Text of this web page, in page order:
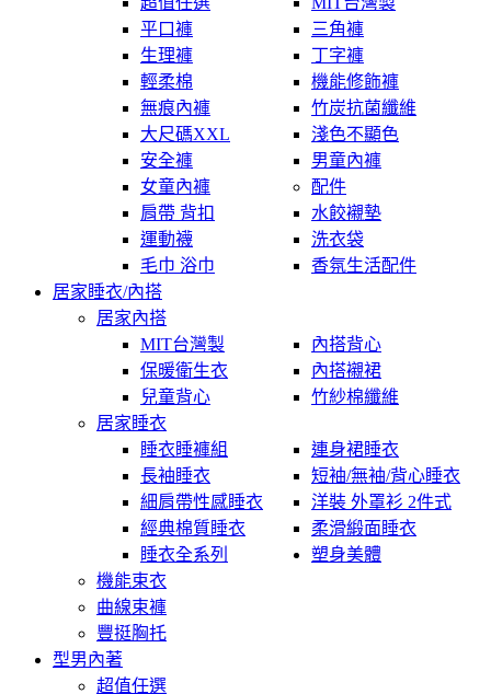
平口褲
三角褲
生理褲
丁字褲
輕柔棉
機能修飾褲
無痕內褲
竹炭抗菌纖維
大尺碼XXL
淺色不顯色
安全褲
男童內褲
女童內褲
配件
肩帶 背扣
水餃襯墊
運動襪
洗衣袋
毛巾 浴巾
香氛生活配件
居家睡衣/內搭
居家內搭
MIT台灣製
內搭背心
保暖衛生衣
內搭襯裙
兒童背心
竹紗棉纖維
居家睡衣
睡衣睡褲組
連身裙睡衣
長袖睡衣
短袖/無袖/背心睡衣
細肩帶性感睡衣
洋裝 外罩衫 2件式
經典棉質睡衣
柔滑緞面睡衣
睡衣全系列
塑身美體
機能束衣
曲線束褲
豐挺胸托
型男內著
超值任選